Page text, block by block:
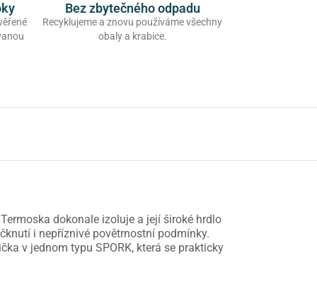
Bez zbytečného odpadu
Recyklujeme a znovu používáme všechny
obaly a krabice.
dokonale izoluje a její široké hrdlo
i nepříznivé povětrnostní podmínky.
v jednom typu SPORK, která se prakticky